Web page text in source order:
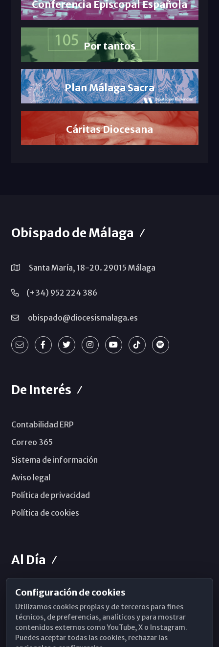
Conferencia Episcopal Española
Por tantos
Plan Málaga Sacra
Cáritas Diocesana
Obispado de Málaga
Santa María, 18-20. 29015 Málaga
(+34) 952 224 386
obispado@diocesismalaga.es
De Interés
Contabilidad ERP
Correo 365
Sistema de información
Aviso legal
Política de privacidad
Política de cookies
Al Día
Horarios de Misa
Hemeroteca
WhatsApp
Configuración de cookies
Utilizamos cookies propias y de terceros para fines
técnicos, de preferencias, analíticos y para mostrar
contenidos externos como YouTube, X o Instagram.
Puedes aceptar todas las cookies, rechazar las